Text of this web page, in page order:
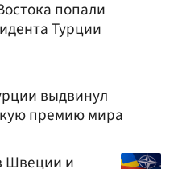
попали
Турции
выдвинул
премию мира
Швеции и